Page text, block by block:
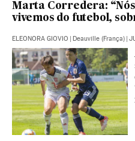
Marta Corredera:
vivemos do futebol,
ELEONORA GIOVIO | Deauville (França) |